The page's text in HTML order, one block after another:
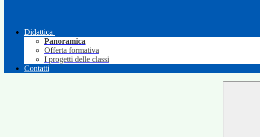
Didattica
Panoramica
Offerta formativa
I progetti delle classi
Contatti